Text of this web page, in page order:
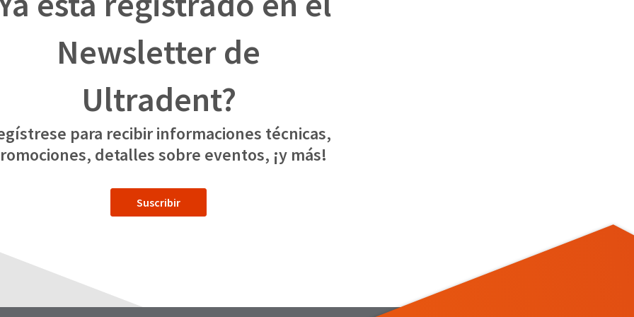
Newsletter de
Ultradent?
para recibir informaciones técnicas,
detalles sobre eventos, ¡y más!
Suscribir